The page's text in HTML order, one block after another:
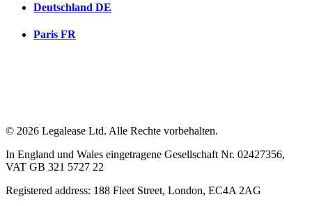
Deutschland DE
Paris FR
© 2026 Legalease Ltd. Alle Rechte vorbehalten.
In England und Wales eingetragene Gesellschaft Nr. 02427356,
VAT GB 321 5727 22
Registered address: 188 Fleet Street, London, EC4A 2AG